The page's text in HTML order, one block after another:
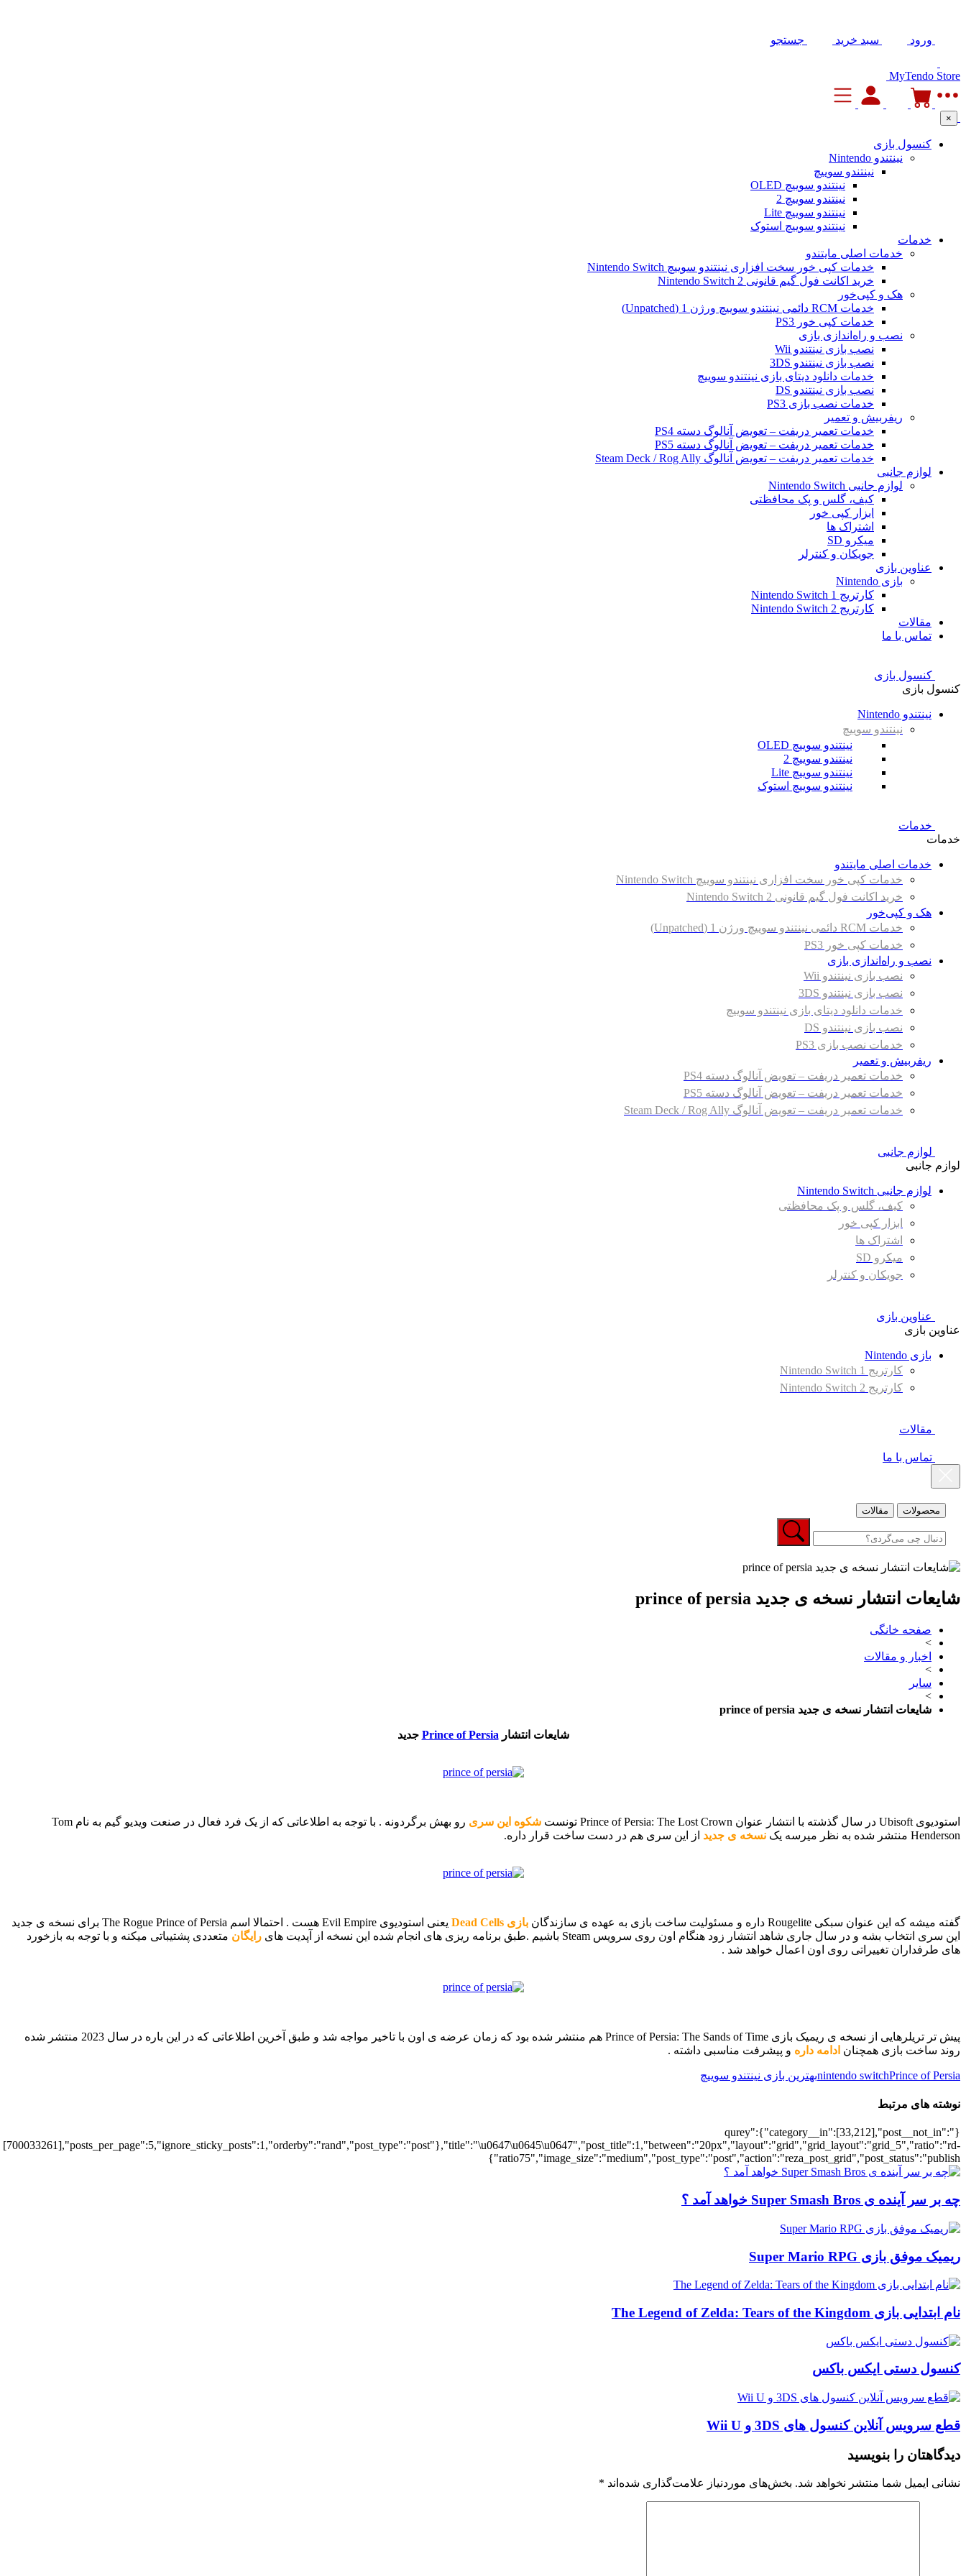
ورود سبد خرید جستجو
MyTendo Store
×
کنسول بازی
نینتندو Nintendo
نینتندو سوییچ
نینتندو سوییچ OLED
نینتندو سوییچ 2
نینتندو سوییچ Lite
نینتندو سوییچ استوک
خدمات
خدمات اصلی مایتندو
خدمات کپی خور سخت افزاری نینتندو سوییچ Nintendo Switch
خرید اکانت فول گیم قانونی Nintendo Switch 2
هک و کپی‌خور
خدمات RCM دائمی نینتندو سوییچ ورژن 1 (Unpatched)
خدمات کپی خور PS3
نصب و راه‌اندازی بازی
نصب بازی نینتندو Wii
نصب بازی نینتندو 3DS
خدمات دانلود دیتای بازی نینتندو سوییچ
نصب بازی نینتندو DS
خدمات نصب بازی PS3
ریفربیش و تعمیر
خدمات تعمیر دریفت – تعویض آنالوگ دسته PS4
خدمات تعمیر دریفت – تعویض آنالوگ دسته PS5
خدمات تعمیر دریفت – تعویض آنالوگ Steam Deck / Rog Ally
لوازم جانبی
لوازم جانبی Nintendo Switch
کیف، گلس و پک محافظتی
ابزار کپی خور
اشتراک ها
میکرو SD
جویکان و کنترلر
عناوین بازی
بازی Nintendo
کارتریج Nintendo Switch 1
کارتریج Nintendo Switch 2
مقالات
تماس با ما
کنسول بازی
کنسول بازی
نینتندو Nintendo
نینتندو سوییچ
نینتندو سوییچ OLED
نینتندو سوییچ 2
نینتندو سوییچ Lite
نینتندو سوییچ استوک
خدمات
خدمات
خدمات اصلی مایتندو
خدمات کپی خور سخت افزاری نینتندو سوییچ Nintendo Switch
خرید اکانت فول گیم قانونی Nintendo Switch 2
هک و کپی‌خور
خدمات RCM دائمی نینتندو سوییچ ورژن 1 (Unpatched)
خدمات کپی خور PS3
نصب و راه‌اندازی بازی
نصب بازی نینتندو Wii
نصب بازی نینتندو 3DS
خدمات دانلود دیتای بازی نینتندو سوییچ
نصب بازی نینتندو DS
خدمات نصب بازی PS3
ریفربیش و تعمیر
خدمات تعمیر دریفت – تعویض آنالوگ دسته PS4
خدمات تعمیر دریفت – تعویض آنالوگ دسته PS5
خدمات تعمیر دریفت – تعویض آنالوگ Steam Deck / Rog Ally
لوازم جانبی
لوازم جانبی
لوازم جانبی Nintendo Switch
کیف، گلس و پک محافظتی
ابزار کپی خور
اشتراک ها
میکرو SD
جویکان و کنترلر
عناوین بازی
عناوین بازی
بازی Nintendo
کارتریج Nintendo Switch 1
کارتریج Nintendo Switch 2
مقالات
تماس با ما
محصولات مقالات
شایعات انتشار نسخه ی جدید prince of persia
صفحه خانگی
>
اخبار و مقالات
>
سایر
>
شایعات انتشار نسخه ی جدید prince of persia
شایعات انتشار Prince of Persia جدید
استودیوی Ubisoft در سال گذشته با انتشار عنوان Prince of Persia: The Lost Crown تونست شکوه این سری
رو بهش برگردونه . با توجه به اطلاعاتی که از یک فرد فعال در صنعت ویدیو گیم به نام Tom
Henderson منتشر شده به نظر میرسه یک
نسخه ی جدید از این سری هم در دست ساخت قرار داره.
گفته میشه که این عنوان سبکی Rougelite داره و مسئولیت ساخت بازی به عهده ی سازندگان بازی Dead Cells
یعنی استودیوی Evil Empire هست . احتمالا اسم The Rogue Prince of Persia برای نسخه ی جدید
این سری انتخاب بشه و در سال جاری شاهد انتشار زود هنگام اون روی سرویس Steam باشیم .طبق برنامه ریزی های انجام شده این نسخه از آپدیت های
رایگان متعددی پشتیباتی میکنه و با توجه به بازخورد
های طرفداران تغییراتی روی اون اعمال خواهد شد .
پیش تر تریلرهایی از نسخه ی ریمیک بازی Prince of Persia: The Sands of Time هم منتشر شده بود که زمان عرضه ی اون با تاخیر مواجه شد و طبق آخرین اطلاعاتی که در این باره در سال 2023 منتشر شده
روند ساخت بازی همچنان ادامه داره و پیشرفت مناسبی داشته .
nintendo switchPrince of Persia بهترین بازی نینتندو سوییچ
نوشته های مرتبط
{"qurey":{"category__in":[33,212],"post__not_in":
[700033261],"posts_per_page":5,"ignore_sticky_posts":1,"orderby":"rand","post_type":"post"},"title":"\u0647\u0645\u0647","post_title":1,"between":"20px","layout":"grid","grid_layout":"grid_5","ratio":"rd-
ratio75","image_size":"medium","post_type":"post","action":"reza_post_grid","post_status":"publish"}
چه بر سر آینده ی Super Smash Bros خواهد آمد ؟
ریمیک موفق بازی Super Mario RPG
نام ابتدایی بازی The Legend of Zelda: Tears of the Kingdom
کنسول دستی ایکس باکس
قطع سرویس آنلاین کنسول های 3DS و Wii U
دیدگاهتان را بنویسید
نشانی ایمیل شما منتشر نخواهد شد. بخش‌های موردنیاز علامت‌گذاری شده‌اند *